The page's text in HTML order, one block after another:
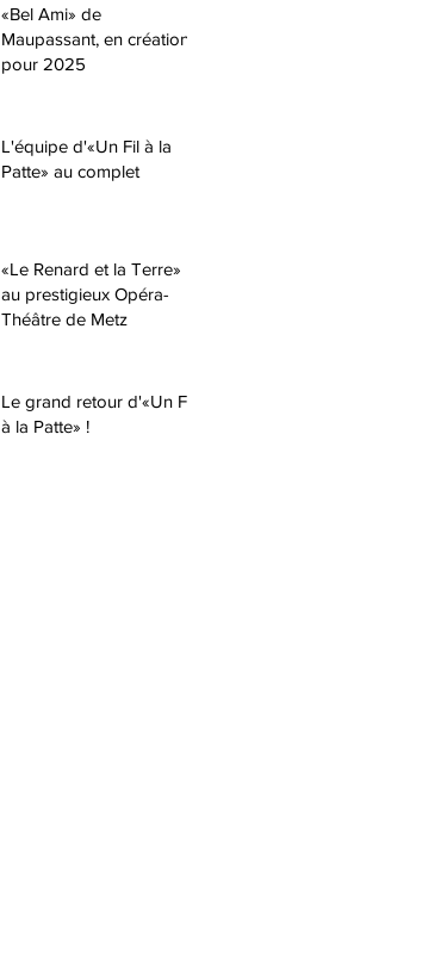
«Bel Ami» de
Maupassant, en création
pour 2025
L'équipe d'«Un Fil à la
Patte» au complet
«Le Renard et la Terre»
au prestigieux Opéra-
Théâtre de Metz
Le grand retour d'«Un Fil
à la Patte» !